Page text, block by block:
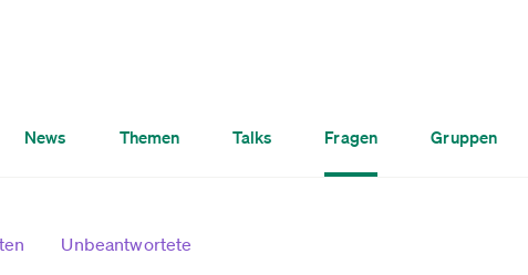
News Themen Talks Fragen Gruppen
Unbeantwortete